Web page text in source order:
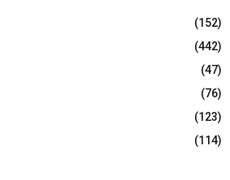
(152)
(442)
(47)
(76)
(123)
(114)